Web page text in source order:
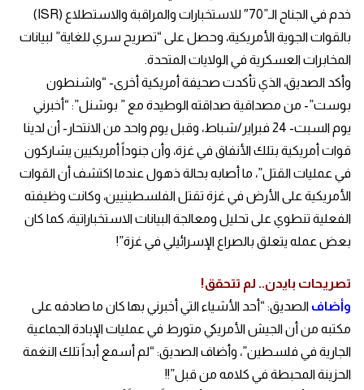
خدم في الجناح الـ”70″ للاستخبارات والمراقبة والاستطلاع (ISR)
بالقوات الجوية الأمريكية، وحصل على “تصريح سري للغاية” لبيانات
المخابرات العسكرية في الولايات المتحدة.
وأكد الصديق، الذي تأكدت صحيفة أمريكية أخرى- “واشنطون
بوست”- من مصداقية صداقته الوطيدة مع ” بوشنل”: “أخبرني
يوم السبت- 24 فبراير/شباط، وقبل يوم واحد من الانتحار- أن لدينا
قوات أمريكية بتلك الأنفاق في غزة، وأن جنوداً أمريكيين يشاركون
في عمليات القتل”، ما أصابه بحالة ذهول عندما اكتشف أن القوات
الأمريكية على الأرض في غزة تقتل الفلسطينيين، وكانت وظيفته
الفعلية تنطوي على تحليل ومعالجة البيانات الاستخباراتية، كما كان
بعض عمله يتعلق بالصراع الإسرائيلي في غزة”!
تصريحات بايدن.. لم تتحقق!
وأضاف الصديق: “أحد الأشياء التي أخبرني بها كان ما صادفه على
مكتبه من أن الجيش الأمريكي متورط في عمليات الإبادة الجماعية
الجارية في فلسطين”، وأضاف الصديق: “لم أسمع أبداً تلك النغمة
الحزينة المحبطة في كلامه من قبل”!!